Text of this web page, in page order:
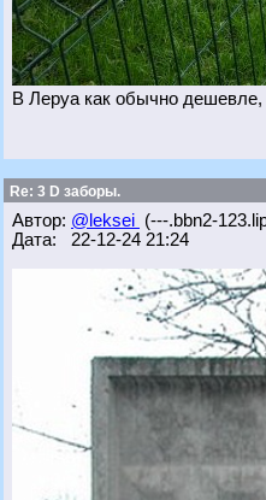
В Леруа как обычно
Re: 3 D заборы.
Автор: @leksei (---.bbn2-
Дата: 22-12-24 21:24